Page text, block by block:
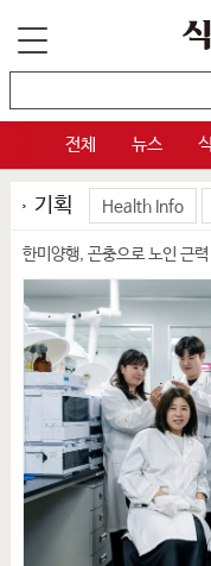
전체 뉴스
기획 Health Info
한미양행, 곤충으로 노인 근력